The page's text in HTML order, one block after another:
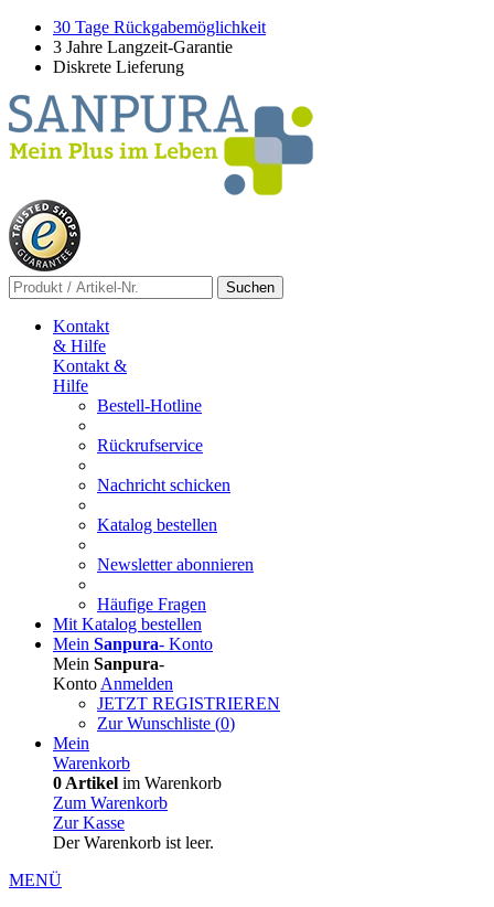
30 Tage Rückgabemöglichkeit
3 Jahre Langzeit-Garantie
Diskrete Lieferung
Suchen
Kontakt
& Hilfe
Kontakt &
Hilfe
Bestell-Hotline
Rückrufservice
Nachricht schicken
Katalog bestellen
Newsletter abonnieren
Häufige Fragen
Mit Katalog bestellen
Mein Sanpura- Konto
Mein Sanpura-
Konto Anmelden
JETZT REGISTRIEREN
Zur Wunschliste (0)
Mein
Warenkorb
0 Artikel im Warenkorb
Zum Warenkorb
Zur Kasse
Der Warenkorb ist leer.
MENÜ